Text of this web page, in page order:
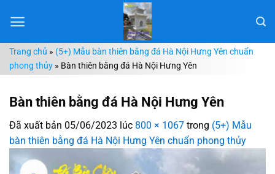
đến
dungTrang chủ » (5+) Mẫu bàn thiên bằng đá Hà Nội Hưng Yên chuẩn
phong thủy » Bàn thiên bằng đá Hà Nội Hưng Yên
Bàn thiên bằng đá Hà Nội Hưng Yên
Đã xuất bản 05/06/2023 lúc 800 × 1067 trong (5+) Mẫu
bàn thiên bằng đá Hà Nội Hưng Yên chuẩn phong thủy